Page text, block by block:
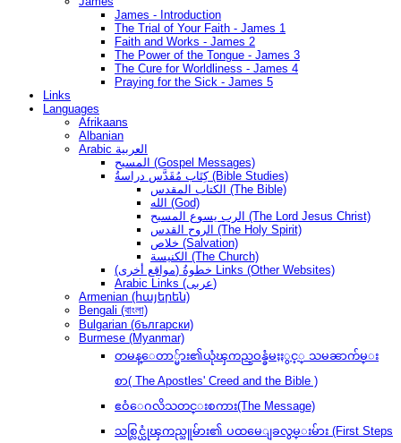
James - Introduction
The Trial of Your Faith - James 1
Faith and Works - James 2
The Power of the Tongue - James 3
The Cure for Worldliness - James 4
Praying for the Sick - James 5
Links
Languages
Afrikaans
Albanian
Arabic العربية
المسيح (Gospel Messages)
كِتَاب مُقَدَّس دراسةُ (Bible Studies)
الكتاب المقدس (The Bible)
الله (God)
الرب يسوع المسيح (The Lord Jesus Christ)
الروح القدس (The Holy Spirit)
خلاص (Salvation)
الكنيسة (The Church)
(مواقع أخرى) خطوةُ Links (Other Websites)
Arabic Links (عربى)
Armenian (հայերեն)
Bengali (বাংলা)
Bulgarian (български)
Burmese (Myanmar)
တမန္ေတာ္မ်ား၏ယုံၾကည္ဝန္ခံမႈႏွင့္ သမၼာက်မ္း
စာ( The Apostles' Creed and the Bible )
ဧဝံေဂလိသတင္းစကား(The Message)
သစ္လြင္ယုံၾကည္သူမ်ား၏ ပထမေျခလွမ္းမ်ား (First Steps